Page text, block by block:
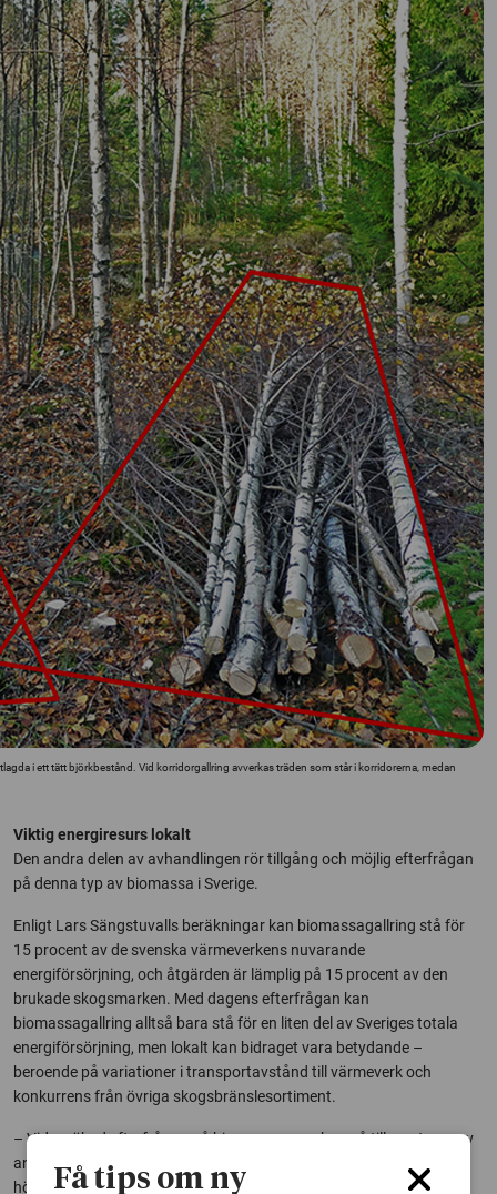
i ett tätt björkbestånd. Vid korridorgallring avverkas träden som står i korridorerna, medan
Viktig energiresurs lokalt
Den andra delen av avhandlingen rör tillgång och möjlig efterfrågan
på denna typ av biomassa i Sverige.
Enligt Lars Sängstuvalls beräkningar kan biomassagallring stå för
15 procent av de svenska värmeverkens nuvarande
energiförsörjning, och åtgärden är lämplig på 15 procent av den
brukade skogsmarken. Med dagens efterfrågan kan
biomassagallring alltså bara stå för en liten del av Sveriges totala
energiförsörjning, men lokalt kan bidraget vara betydande –
beroende på variationer i transportavstånd till värmeverk och
konkurrens från övriga skogsbränslesortiment.
– Vid en ökad efterfrågan på biomassa, som kan gå till nya typer av
användning och produkter, har biomassagallring dock en avsevärt
högre potential, säger Lars Sängstuvall.
Få tips om ny